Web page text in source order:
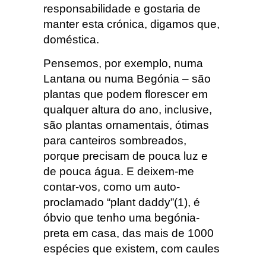
responsabilidade e gostaria de
manter esta crónica, digamos que,
doméstica.
Pensemos, por exemplo, numa
Lantana ou numa Begónia – são
plantas que podem florescer em
qualquer altura do ano, inclusive,
são plantas ornamentais, ótimas
para canteiros sombreados,
porque precisam de pouca luz e
de pouca água. E deixem-me
contar-vos, como um auto-
proclamado “plant daddy”(1), é
óbvio que tenho uma begónia-
preta em casa, das mais de 1000
espécies que existem, com caules